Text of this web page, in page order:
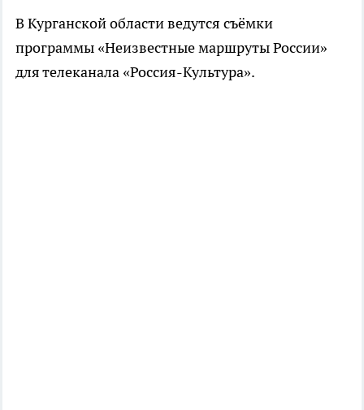
В Курганской области ведутся съёмки
программы «Неизвестные маршруты России»
для телеканала «Россия-Культура».